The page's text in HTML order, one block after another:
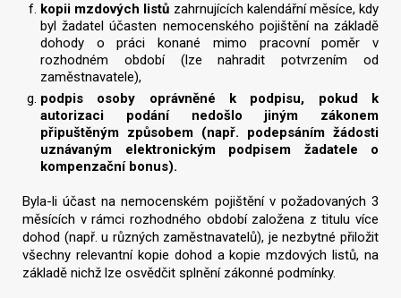
kopii mzdových listů zahrnujících kalendářní měsíce, kdy
byl žadatel účasten nemocenského pojištění na základě
dohody o práci konané mimo pracovní poměr v
rozhodném období (lze nahradit potvrzením od
zaměstnavatele),
podpis osoby oprávněné k podpisu, pokud k
autorizaci podání nedošlo jiným zákonem
připuštěným způsobem (např. podepsáním žádosti
uznávaným elektronickým podpisem žadatele o
kompenzační bonus).
Byla-li účast na nemocenském pojištění v požadovaných 3
měsících v rámci rozhodného období založena z titulu více
dohod (např. u různých zaměstnavatelů), je nezbytné přiložit
všechny relevantní kopie dohod a kopie mzdových listů, na
základě nichž lze osvědčit splnění zákonné podmínky.